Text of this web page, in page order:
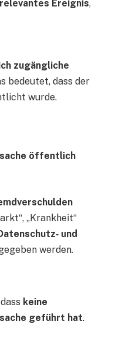
Ereignis,
zugängliche
bedeutet, dass der
wurde.
öffentlich
„Krankheit“
und
werden.
keine
geführt hat.